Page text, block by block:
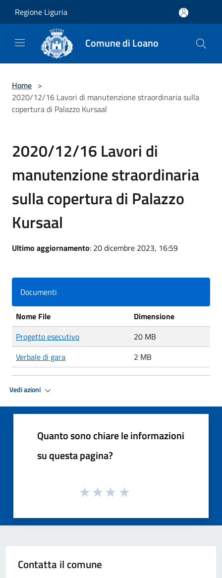
Regione Liguria
Comune di Loano
Home >
2020/12/16 Lavori di manutenzione straordinaria sulla
copertura di Palazzo Kursaal
2020/12/16 Lavori di
manutenzione straordinaria
sulla copertura di Palazzo
Kursaal
Ultimo aggiornamento: 20 dicembre 2023, 16:59
Documenti
Nome File
Dimensione
Progetto esecutivo
20 MB
Verbale di gara
2 MB
Vedi azioni
Quanto sono chiare le informazioni
su questa pagina?
Contatta il comune